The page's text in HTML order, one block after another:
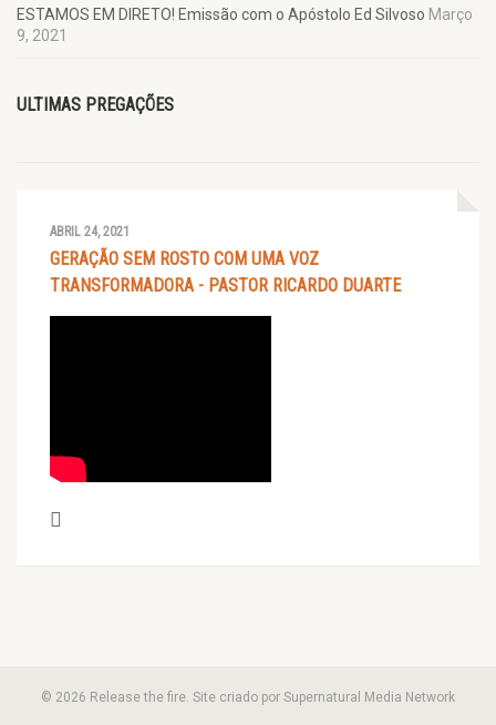
ESTAMOS EM DIRETO! Emissão com o Apóstolo Ed Silvoso Março
9, 2021
ULTIMAS PREGAÇÕES
ABRIL 24, 2021
GERAÇÃO SEM ROSTO COM UMA VOZ
TRANSFORMADORA - PASTOR RICARDO DUARTE
© 2026 Release the fire. Site criado por Supernatural Media Network